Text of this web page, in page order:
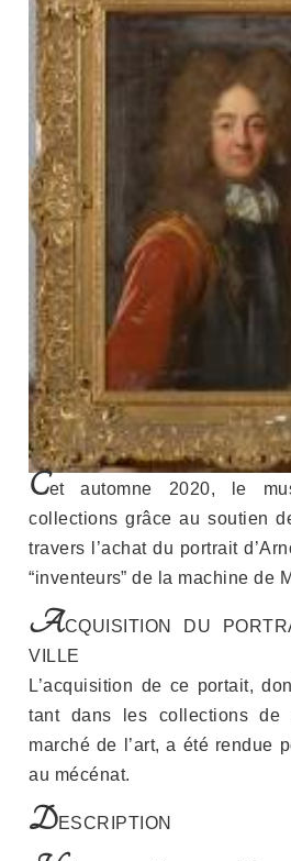
Cet automne 2020, le
collections grâce au soutien
travers l’achat du portrait
“inventeurs” de la machine de
ACQUISITION DU
VILLE
L’acquisition de ce portait,
tant dans les collections de
marché de l’art, a été rendue
au mécénat.
DESCRIPTION